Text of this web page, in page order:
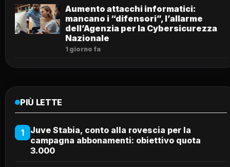
Aumento attacchi informatici:
mancano i “difensori”, l’allarme
dell’Agenzia per la Cybersicurezza
Nazionale
1 giorno fa
PIÙ LETTE
1
Juve Stabia, conto alla rovescia per la
campagna abbonamenti: obiettivo quota
3.000